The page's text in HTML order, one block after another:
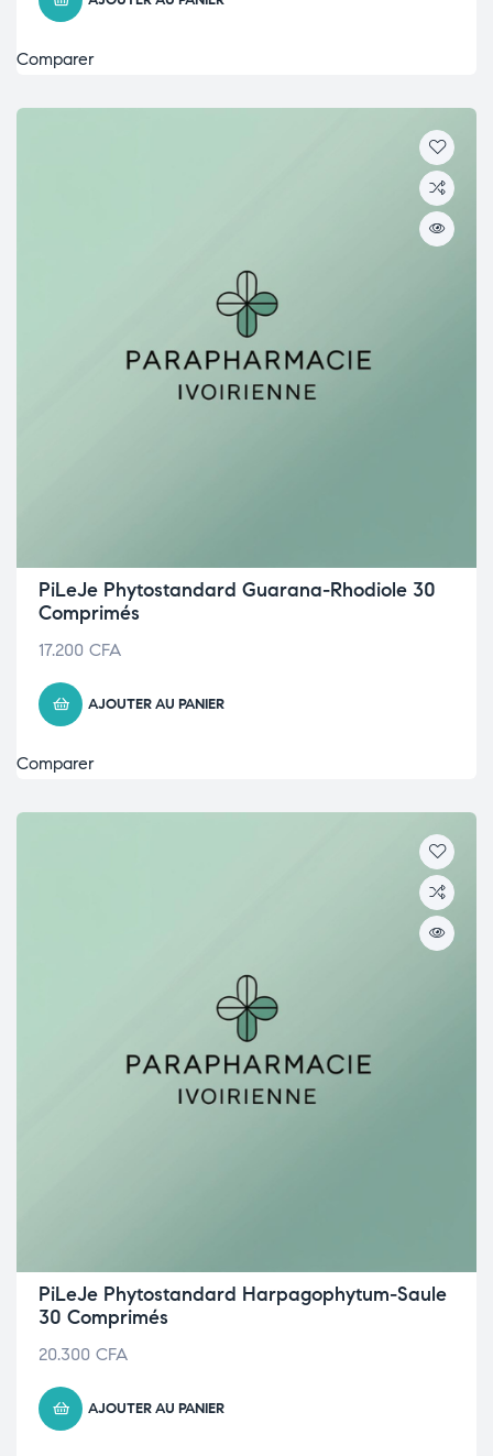
Comparer
PiLeJe Phytostandard Guarana-Rhodiole 30
Comprimés
17.200 CFA
AJOUTER AU PANIER
Comparer
PiLeJe Phytostandard Harpagophytum-Saule
30 Comprimés
20.300 CFA
AJOUTER AU PANIER